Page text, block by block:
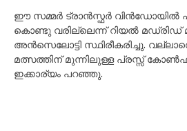
ഈ സമ്മർ ട്രാൻസ്ഫർ വിൻഡോയിൽ
കൊണ്ടു വരില്ലെന്ന് റിയൽ മഡ്രിഡ്
അൻസെലോട്ടി സ്ഥിരീകരിച്ചു.
മത്സത്തിന് മുന്നിലുള്ള പ്രസ്സ്
ഇക്കാര്യം പറഞ്ഞു.